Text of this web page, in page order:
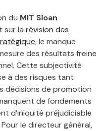
du MIT Sloan
sur la révision des
, le manque
des résultats freine
Cette subjectivité
à des risques tant
décisions de promotion
de fondements
d’iniquité préjudiciable
le directeur général,